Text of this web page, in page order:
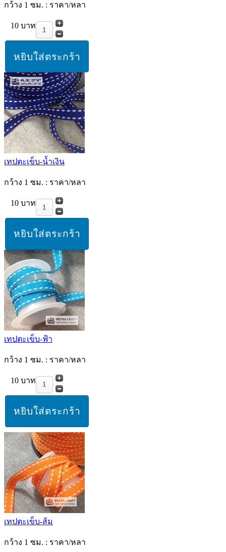
กว้าง 1 ซม. : ราคา/หลา
10 บาท
เทปตะเข็บ-น้ำเงิน
กว้าง 1 ซม. : ราคา/หลา
10 บาท
เทปตะเข็บ-ฟ้า
กว้าง 1 ซม. : ราคา/หลา
10 บาท
เทปตะเข็บ-ส้ม
กว้าง 1 ซม. : ราคา/หลา